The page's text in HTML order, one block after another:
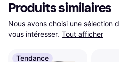
Produits similaires
Nous avons choisi une sélection
vous intéresser. Tout afficher
Tendance